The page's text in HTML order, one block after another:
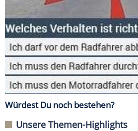
Würdest Du noch bestehen?
Unsere Themen-Highlights